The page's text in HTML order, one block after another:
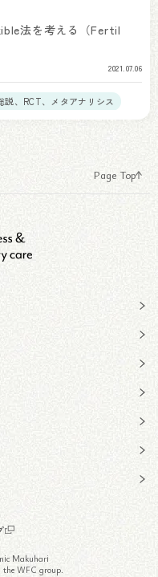
法を考える（Fertil
2021.07.06
説、RCT、メタアナリシス
Page Top
Makuhari
WFC group.